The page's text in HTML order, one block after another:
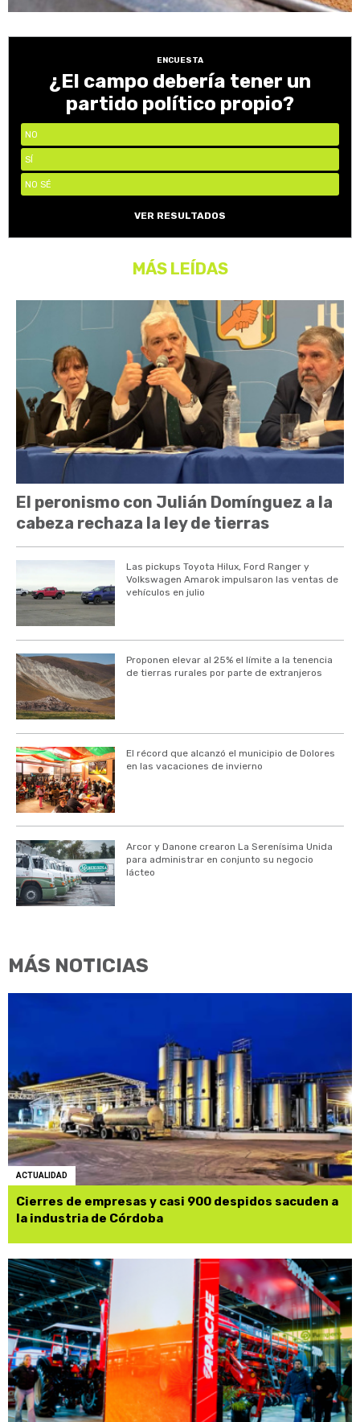
ENCUESTA
¿El campo debería tener un
partido político propio?
NO
SÍ
NO SÉ
VER RESULTADOS
MÁS LEÍDAS
El peronismo con Julián Domínguez a la
cabeza rechaza la ley de tierras
Las pickups Toyota Hilux, Ford Ranger y
Volkswagen Amarok impulsaron las ventas de
vehículos en julio
Proponen elevar al 25% el límite a la tenencia
de tierras rurales por parte de extranjeros
El récord que alcanzó el municipio de Dolores
en las vacaciones de invierno
Arcor y Danone crearon La Serenísima Unida
para administrar en conjunto su negocio
lácteo
MÁS NOTICIAS
ACTUALIDAD
Cierres de empresas y casi 900 despidos sacuden a
la industria de Córdoba